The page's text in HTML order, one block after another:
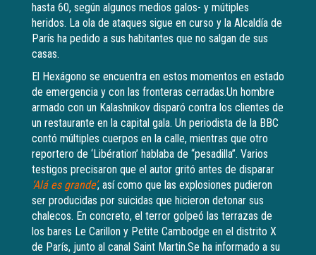
hasta 60, según algunos medios galos- y mútiples
heridos. La ola de ataques sigue en curso y la Alcaldía de
París ha pedido a sus habitantes que no salgan de sus
casas.
El Hexágono se encuentra en estos momentos en estado
de emergencia y con las fronteras cerradas.Un hombre
armado con un Kalashnikov disparó contra los clientes de
un restaurante en la capital gala. Un periodista de la BBC
contó múltiples cuerpos en la calle, mientras que otro
reportero de ‘Libération’ hablaba de “pesadilla”. Varios
testigos precisaron que el autor gritó antes de disparar
‘Alá es grande’, así como que las explosiones pudieron
ser producidas por suicidas que hicieron detonar sus
chalecos. En concreto, el terror golpeó las terrazas de
los bares Le Carillon y Petite Cambodge en el distrito X
de París, junto al canal Saint Martin.Se ha informado a su